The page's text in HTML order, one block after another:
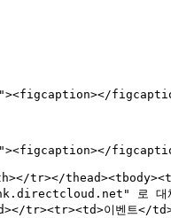
tr></
로 대
tr><tr><td>이벤트</